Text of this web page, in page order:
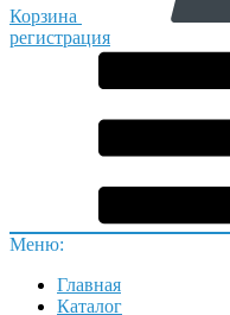
Корзина
регистрация
Меню:
Главная
Каталог